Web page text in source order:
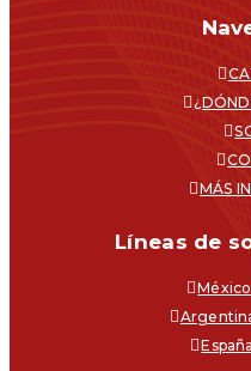
MÁS
Líneas de